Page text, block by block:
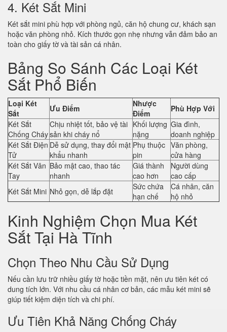
4. Két Sắt Mini
Két sắt mini phù hợp với phòng ngủ, căn hộ chung cư, khách sạn
hoặc văn phòng nhỏ. Kích thước gọn nhẹ nhưng vẫn đảm bảo an
toàn cho giấy tờ và tài sản cá nhân.
Bảng So Sánh Các Loại Két
Sắt Phổ Biến
Loại Két
Sắt
Ưu Điểm
Nhược
Điểm
Phù Hợp Với
Két Sắt
Chống Cháy
Chịu nhiệt tốt, bảo vệ tài
sản khi cháy nổ
Khối lượng
nặng
Gia đình,
doanh nghiệp
Két Sắt Điện
Tử
Dễ sử dụng, thay đổi mật
khẩu nhanh
Phụ thuộc
pin
Văn phòng,
cửa hàng
Két Sắt Vân
Tay
Bảo mật cao, thao tác
nhanh
Giá thành
cao hơn
Người dùng
cao cấp
Két Sắt Mini Nhỏ gọn, dễ lắp đặt
Sức chứa
hạn chế
Cá nhân, căn
hộ nhỏ
Kinh Nghiệm Chọn Mua Két
Sắt Tại Hà Tĩnh
Chọn Theo Nhu Cầu Sử Dụng
Nếu cần lưu trữ nhiều giấy tờ hoặc tiền mặt, nên ưu tiên két có
dung tích lớn. Với nhu cầu cá nhân cơ bản, các mẫu két mini sẽ
giúp tiết kiệm diện tích và chi phí.
Ưu Tiên Khả Năng Chống Cháy